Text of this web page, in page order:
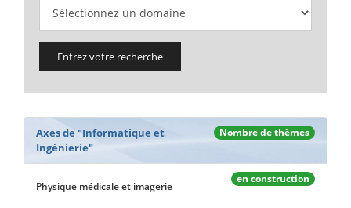
Entrez votre recherche
Nombre de thèmes
Axes de "Informatique et
Ingénierie"
en construction
Physique médicale et imagerie